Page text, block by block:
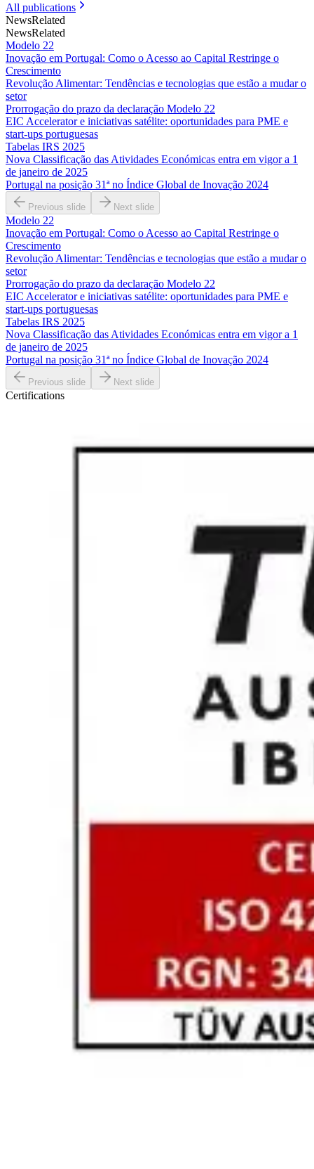
All publications
NewsRelated
NewsRelated
Modelo 22
Inovação em Portugal: Como o Acesso ao Capital Restringe o
Crescimento
Revolução Alimentar: Tendências e tecnologias que estão a mudar o
setor
Prorrogação do prazo da declaração Modelo 22
EIC Accelerator e iniciativas satélite: oportunidades para PME e
start-ups portuguesas
Tabelas IRS 2025
Nova Classificação das Atividades Económicas entra em vigor a 1
de janeiro de 2025
Portugal na posição 31ª no Índice Global de Inovação 2024
Previous slide Next slide
Modelo 22
Inovação em Portugal: Como o Acesso ao Capital Restringe o
Crescimento
Revolução Alimentar: Tendências e tecnologias que estão a mudar o
setor
Prorrogação do prazo da declaração Modelo 22
EIC Accelerator e iniciativas satélite: oportunidades para PME e
start-ups portuguesas
Tabelas IRS 2025
Nova Classificação das Atividades Económicas entra em vigor a 1
de janeiro de 2025
Portugal na posição 31ª no Índice Global de Inovação 2024
Previous slide Next slide
Certifications